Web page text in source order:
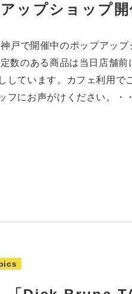
ップショップ開
戸で開催中のポップアップ
数のある商品は当日店舗前
しています。カフェ利用で
フにお声がけください。・